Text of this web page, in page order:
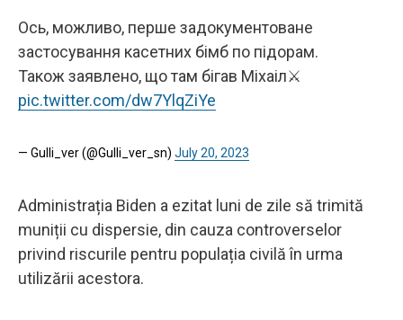
Ось, можливо, перше задокументоване
застосування касетних бімб по підорам.
Також заявлено, що там бігав Міхаіл⚔️
pic.twitter.com/dw7YlqZiYe
— Gulli_ver (@Gulli_ver_sn) July 20, 2023
Administrația Biden a ezitat luni de zile să trimită
muniții cu dispersie, din cauza controverselor
privind riscurile pentru populația civilă în urma
utilizării acestora.